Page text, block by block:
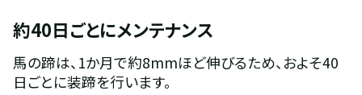
約40日ごとにメンテナンス
馬の蹄は、1か月で約8mmほど伸びるため、およそ40
日ごとに装蹄を行います。